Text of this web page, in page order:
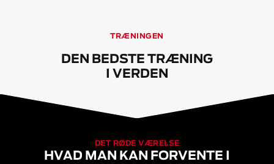
TRÆNINGEN
DEN BEDSTE TRÆNING
I VERDEN
DET RØDE VÆRELSE
HVAD MAN KAN FORVENTE I